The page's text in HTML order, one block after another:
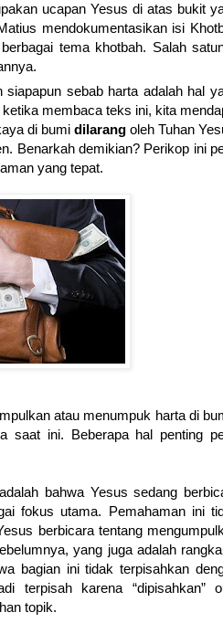
ucapan Yesus di atas bukit
mendokumentasikan isi
tema khotbah. Salah
sebab harta adalah hal
membaca teks ini, kita
di bumi dilarangoleh Tuhan
Benarkah demikian? Perikop ini
yang tepat.
atau menumpuk harta di
saat ini. Beberapa hal penting
bahwa Yesus sedang
fokus utama. Pemahaman ini
berbicara tentang
yang juga adalah
bagian ini tidak terpisahkan
terpisah karena “dipisahkan”
topik.